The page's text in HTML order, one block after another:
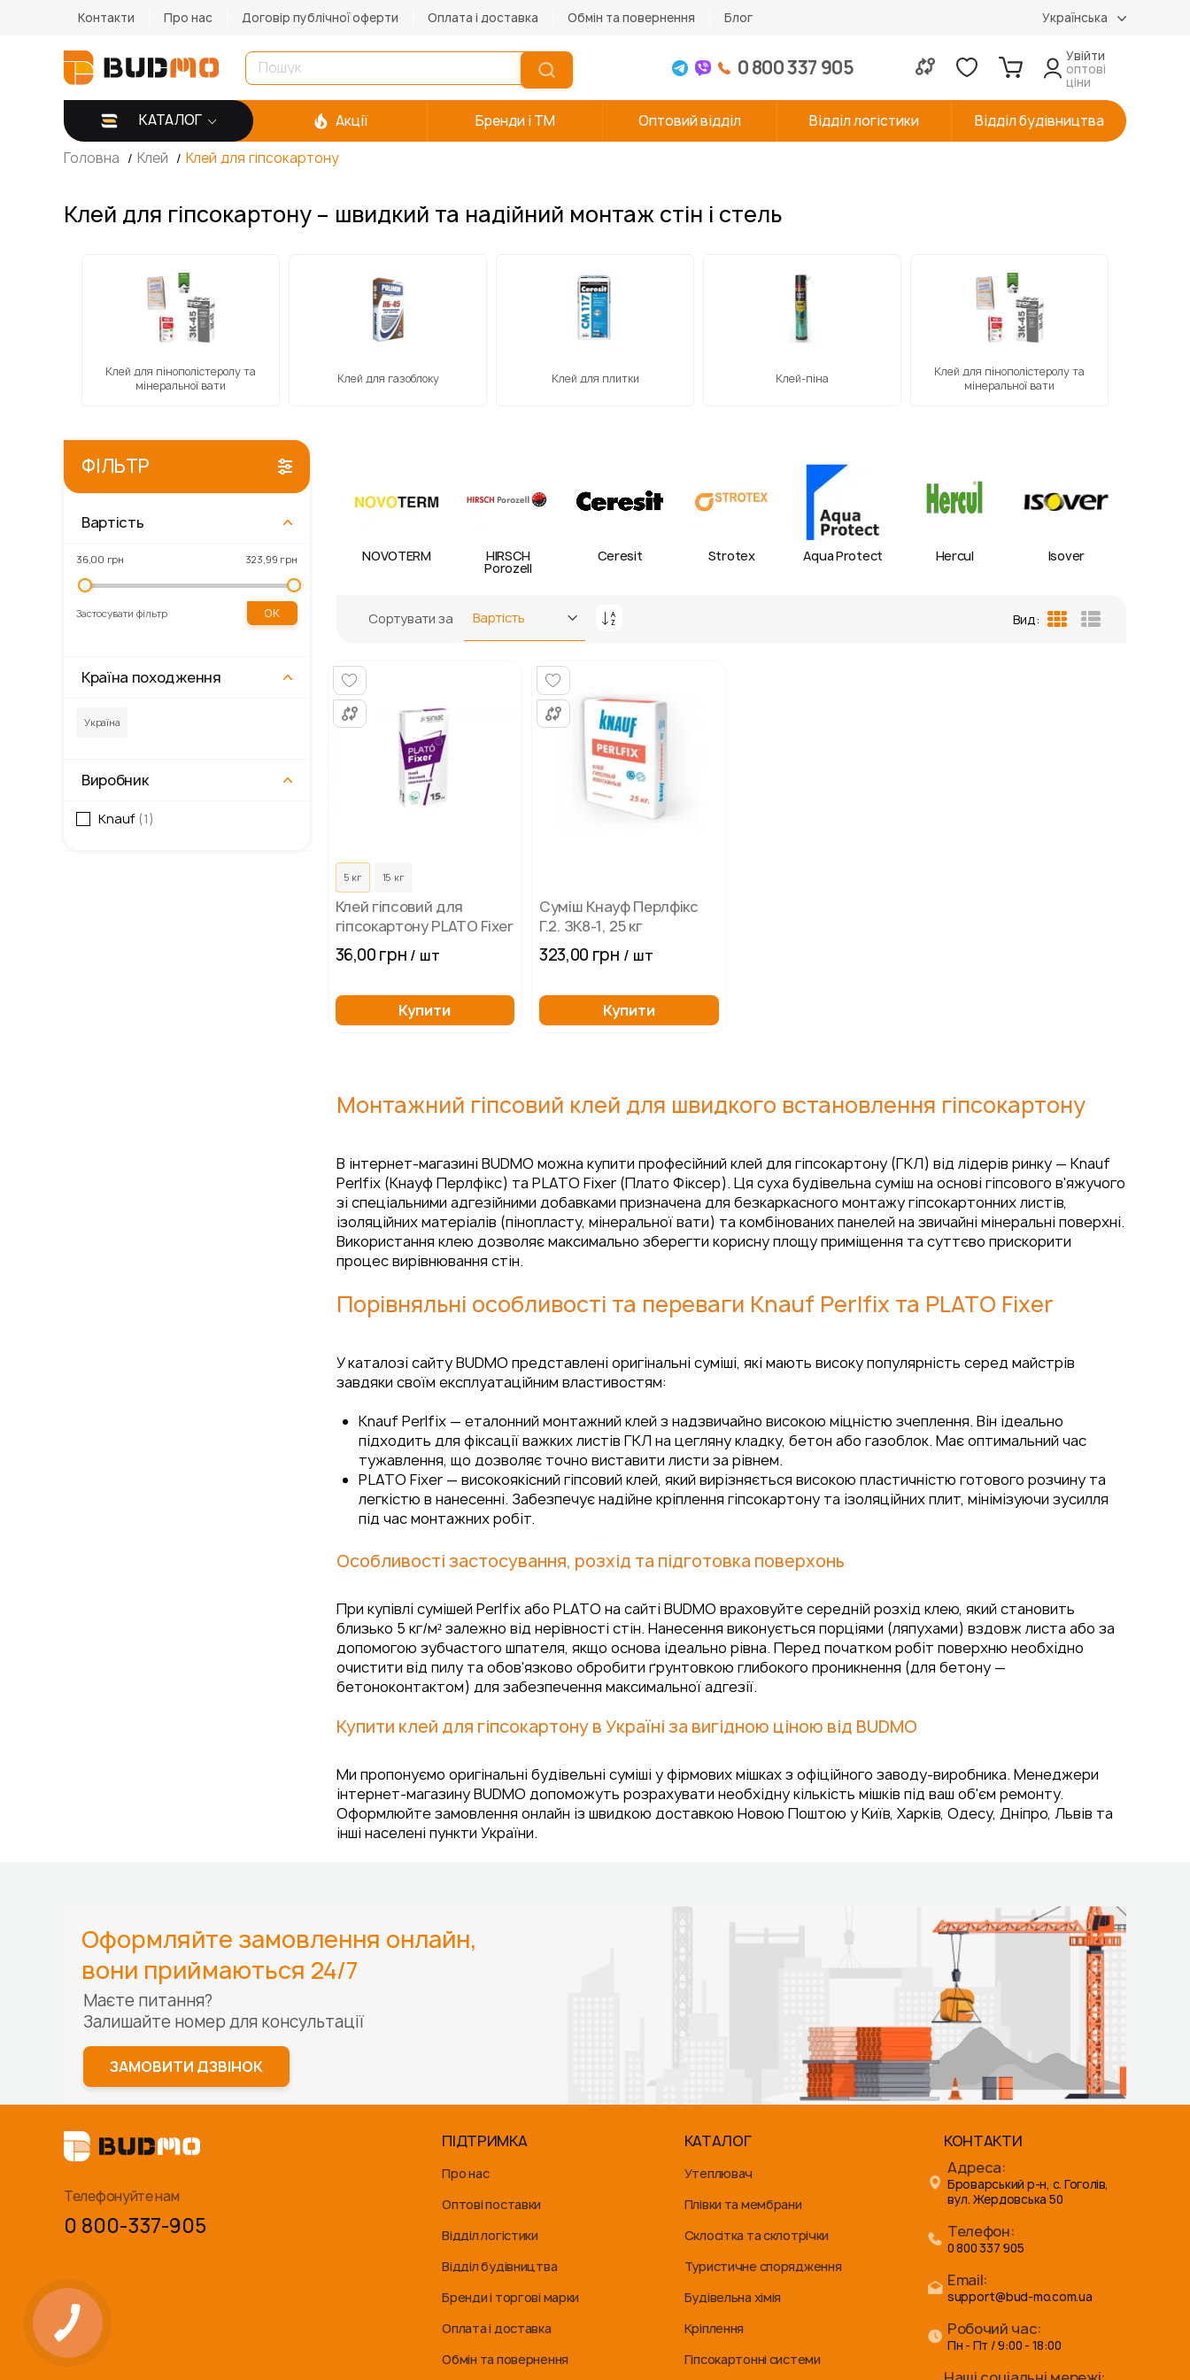
Контакти Про нас Договір публічної оферти Оплата і доставка Обмін та повернення Блог Українська
КАТАЛОГ
0 800 337 905
Увійти
оптові
ціни
Акції Бренди і TM Оптовий відділ Відділ логістики
Відділ будівництва
Головна
Клей Клей для гіпсокартону
Клей для гіпсокартону – швидкий та надійний монтаж стін і стель
Клей для пінополістеролу та
мінеральної вати
Клей для газоблоку Клей для плитки Клей-піна
Клей для пінополістеролу та
мінеральної вати
Gordon Kronospan NOVOTERM HIRSCH
Porozell
Ceresit Strotex Aqua Protect Hercul Isover
Сортувати за
Сортувати
Вид:
5 кг 15 кг
Клей гіпсовий для
гіпсокартону PLATO Fixer
36,00 грн / шт
Купити
Сумiш Кнауф Перлфікс
Г.2. ЗК8-1, 25 кг
323,00 грн / шт
Купити
Монтажний гіпсовий клей для швидкого встановлення гіпсокартону
В інтернет-магазині BUDMO можна купити професійний клей для гіпсокартону (ГКЛ) від лідерів ринку — Knauf
Perlfix (Кнауф Перлфікс) та PLATO Fixer (Плато Фіксер). Ця суха будівельна суміш на основі гіпсового в'яжучого
зі спеціальними адгезійними добавками призначена для безкаркасного монтажу гіпсокартонних листів,
ізоляційних матеріалів (пінопласту, мінеральної вати) та комбінованих панелей на звичайні мінеральні поверхні.
Використання клею дозволяє максимально зберегти корисну площу приміщення та суттєво прискорити
процес вирівнювання стін.
Порівняльні особливості та переваги Knauf Perlfix та PLATO Fixer
У каталозі сайту BUDMO представлені оригінальні суміші, які мають високу популярність серед майстрів
завдяки своїм експлуатаційним властивостям:
Knauf Perlfix — еталонний монтажний клей з надзвичайно високою міцністю зчеплення. Він ідеально
підходить для фіксації важких листів ГКЛ на цегляну кладку, бетон або газоблок. Має оптимальний час
тужавлення, що дозволяє точно виставити листи за рівнем.
PLATO Fixer — високоякісний гіпсовий клей, який вирізняється високою пластичністю готового розчину та
легкістю в нанесенні. Забезпечує надійне кріплення гіпсокартону та ізоляційних плит, мінімізуючи зусилля
під час монтажних робіт.
Особливості застосування, розхід та підготовка поверхонь
При купівлі сумішей Perlfix або PLATO на сайті BUDMO враховуйте середній розхід клею, який становить
близько 5 кг/м² залежно від нерівності стін. Нанесення виконується порціями (ляпухами) вздовж листа або за
допомогою зубчастого шпателя, якщо основа ідеально рівна. Перед початком робіт поверхню необхідно
очистити від пилу та обов'язково обробити ґрунтовкою глибокого проникнення (для бетону —
бетоноконтактом) для забезпечення максимальної адгезії.
Купити клей для гіпсокартону в Україні за вигідною ціною від BUDMO
Ми пропонуємо оригінальні будівельні суміші у фірмових мішках з офіційного заводу-виробника. Менеджери
інтернет-магазину BUDMO допоможуть розрахувати необхідну кількість мішків під ваш об'єм ремонту.
Оформлюйте замовлення онлайн із швидкою доставкою Новою Поштою у Київ, Харків, Одесу, Дніпро, Львів та
інші населені пункти України.
ФІЛЬТР
Вартість
36,00 грн 323,99 грн
Застосувати фільтр ОК
Країна походження
Україна
Виробник
Knauf 1
Оформляйте замовлення онлайн,
вони приймаються 24/7
Маєте питання?
Залишайте номер для консультації
ЗАМОВИТИ ДЗВІНОК
Телефонуйте нам
0 800-337-905
ПІДТРИМКА
Про нас
Оптові поставки
Відділ логістики
Відділ будівництва
Бренди і торгові марки
Оплата і доставка
Обмін та повернення
КАТАЛОГ
Утеплювач
Плівки та мембрани
Склосітка та склотрічки
Туристичне спорядження
Будівельна хімія
Кріплення
Гіпсокартонні системи
КОНТАКТИ
Адреса:
Броварський р-н, с. Гоголів,
вул. Жердовська 50
Телефон:
0 800 337 905
Email:
support@bud-mo.com.ua
Робочий час:
Пн - Пт / 9:00 - 18:00